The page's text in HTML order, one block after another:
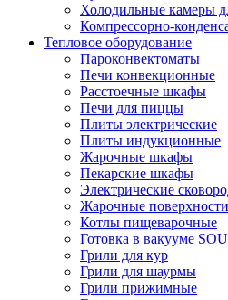
Холодильные камеры
Компрессорно-
Тепловое оборудование
Пароконвектоматы
Печи конвекционные
Расстоечные шкафы
Печи для пиццы
Плиты электрические
Плиты индукционные
Жарочные шкафы
Пекарские шкафы
Электрические
Жарочные поверхности
Котлы пищеварочные
Готовка в вакууме
Грили для кур
Грили для шаурмы
Грили прижимные